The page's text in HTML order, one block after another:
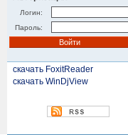
Логин:
Пароль:
скачать FoxitReader
скачать WinDjView